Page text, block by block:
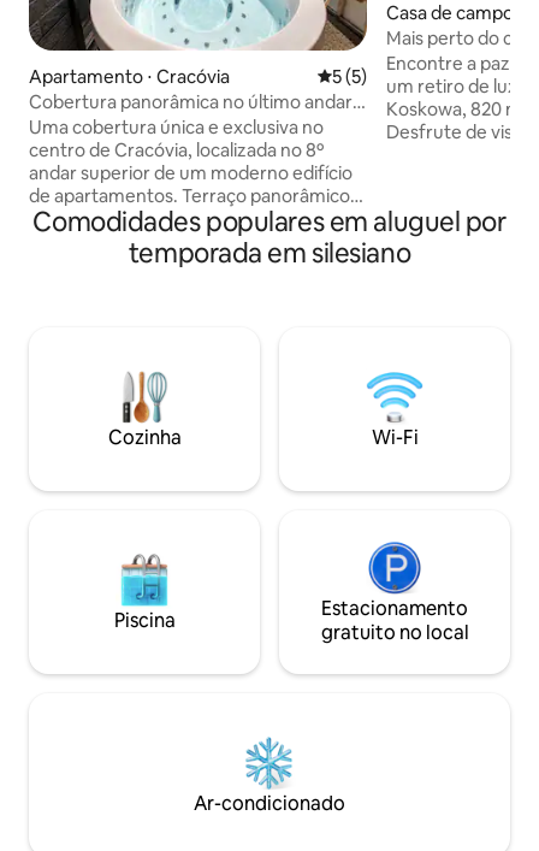
Apartamento ⋅ Cracóvia 5 de uma avaliação média
5 (5)
Cobertura panorâmica no último andar,
jacuzzi, garagem, ar-condicionado
Uma cobertura única e exclusiva no
centro de Cracóvia, localizada no 8º
andar superior de um moderno edifício
de apartamentos. Terraço panorâmico
privativo com jacuzzi durante todo o ano
para até 5 pessoas. 100 m² de espaço,
dois quartos com camas king size e
de hotel, toalhas, roupões de banho,
uma cozinha totalmente equipada,
Smart TV, máquina de lavar roupa e
máquina de lavar louça. Vistas
Casa de campo ⋅
Mais perto do
spa ao ar livre
Encontre a paz
um retiro de luxo
Koskowa, 820 m
Desfrute de
2.300 m ² de
spa externo sem
durante todo o
por você – mais
de você.
Comodidades populares em aluguel por
temporada em silesiano
Cozinha Wi-Fi
Piscina
Estacionamento
gratuito no local
Ar-condicionado